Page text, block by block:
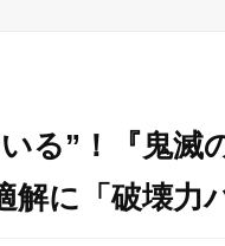
る”！『鬼滅
に「破壊力